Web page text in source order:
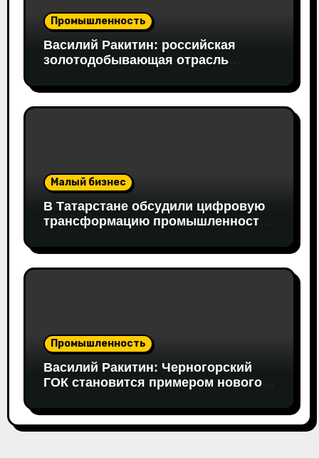
Промышленность
Василий Ракитин: российская
золотодобывающая отрасль
благодаря перестройке экспорта и
технологической устойчивости
Малый бизнес
В Татарстане обсудили цифровую
трансформацию промышленности:
участие вице-президент «Новой
Формации» Руслан Гайнуллин
Промышленность
Василий Ракитин: Черногорский
ГОК становится примером нового
горнопромышленных проектов